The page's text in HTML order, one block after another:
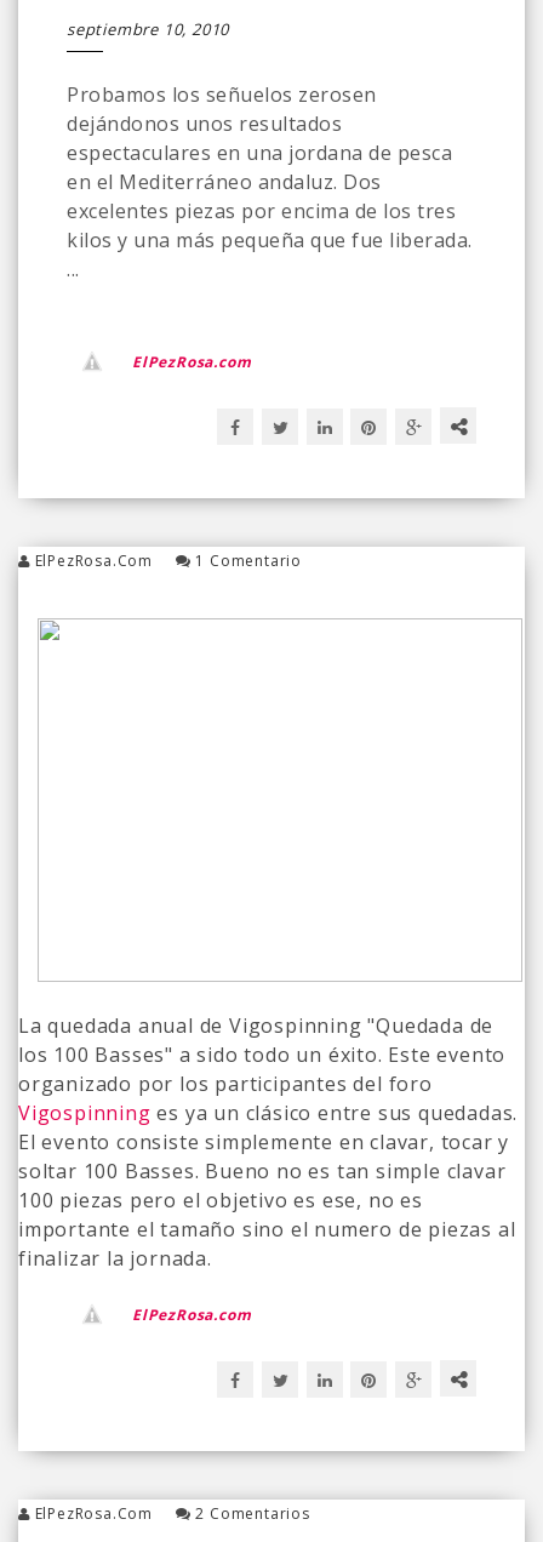
septiembre 10, 2010
Probamos los señuelos zerosen
dejándonos unos resultados
espectaculares en una jordana de pesca
en el Mediterráneo andaluz. Dos
excelentes piezas por encima de los tres
kilos y una más pequeña que fue liberada.
...
ElPezRosa.com
ElPezRosa.com 1 Comentario
La quedada anual de Vigospinning "Quedada de
los 100 Basses" a sido todo un éxito. Este evento
organizado por los participantes del foro
Vigospinning es ya un clásico entre sus quedadas.
El evento consiste simplemente en clavar, tocar y
soltar 100 Basses. Bueno no es tan simple clavar
100 piezas pero el objetivo es ese, no es
importante el tamaño sino el numero de piezas al
finalizar la jornada.
ElPezRosa.com
ElPezRosa.com 2 Comentarios